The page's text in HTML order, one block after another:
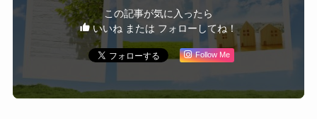
この記事が気に入ったら
いいね または フォローしてね！
Follow Me